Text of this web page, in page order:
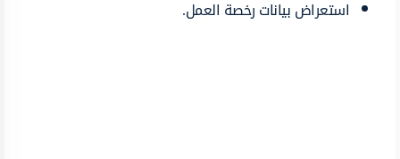
استعراض بيانات رخصة العمل.